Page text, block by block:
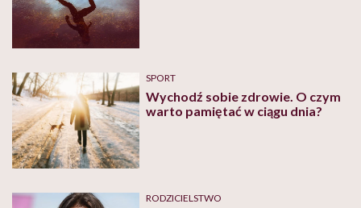
SPORT
Wychodź sobie zdrowie. O czym
warto pamiętać w ciągu dnia?
RODZICIELSTWO